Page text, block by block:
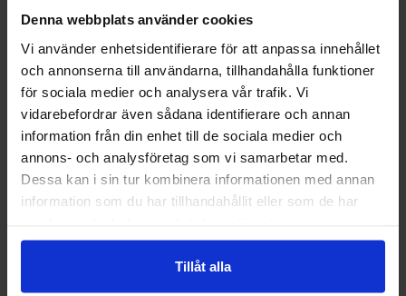
Denna webbplats använder cookies
Vi använder enhetsidentifierare för att anpassa innehållet
och annonserna till användarna, tillhandahålla funktioner
för sociala medier och analysera vår trafik. Vi
vidarebefordrar även sådana identifierare och annan
information från din enhet till de sociala medier och
annons- och analysföretag som vi samarbetar med.
Dessa kan i sin tur kombinera informationen med annan
information som du har tillhandahållit eller som de har
Tillåt alla
hos Victrix inredarna.
Ranhammarsvägen 20E
168 67 Bromma
Kundservice
Kontakta oss
Beställning och offert
Leverans
Reklamation
Monteringsanvisningar
Handla på Nordiska Fönster